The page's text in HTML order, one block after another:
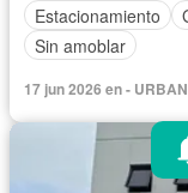
Estacionamiento
Sin amoblar
17 jun 2026 en -